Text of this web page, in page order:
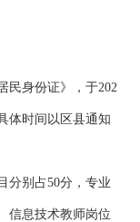
民身份证》，于202
体时间以区县通知
分别占50分，专业
信息技术教师岗位